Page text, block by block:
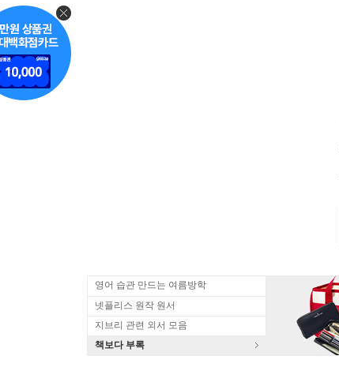
영어 습관 만드는 여름방학
넷플리스 원작 원서
지브리 관련 외서 모음
책보다 부록